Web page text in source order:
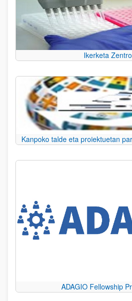
Ikerketa
Kanpoko talde eta proiektuetan
ADAGIO Fellowship